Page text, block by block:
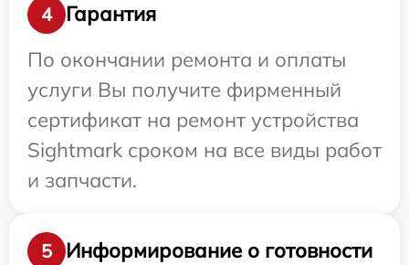
4
Гарантия
По окончании ремонта и оплаты
услуги Вы получите фирменный
сертификат на ремонт устройства
Sightmark сроком на все виды работ
и запчасти.
5
Информирование о готовности